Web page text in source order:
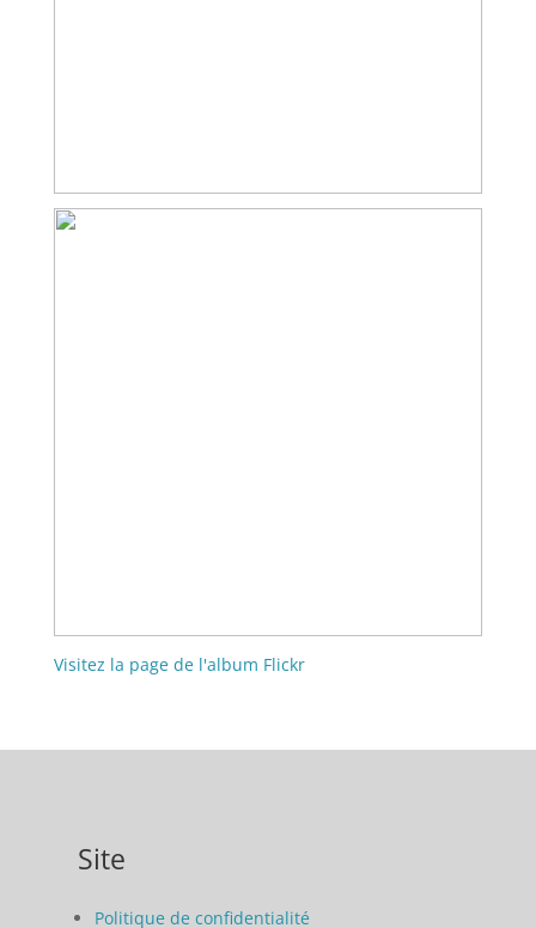
Visitez la page de l'album Flickr
Site
Politique de confidentialité